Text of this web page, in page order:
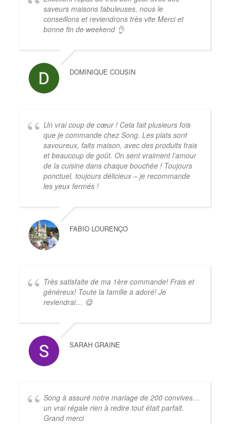
saveurs maisons fabuleuses, nous le
conseillons et reviendrons très vite Merci et
bonne fin de weekend 👌
DOMINIQUE COUSIN
Un vrai coup de cœur ! Cela fait plusieurs fois
que je commande chez Song. Les plats sont
savoureux, faits maison, avec des produits frais
et beaucoup de goût. On sent vraiment l’amour
de la cuisine dans chaque bouchée ! Toujours
ponctuel, toujours délicieux – je recommande
les yeux fermés !
FABIO LOURENÇO
Très satisfaite de ma 1ère commande! Frais et
généreux! Toute la famille a adoré! Je
reviendrai… 😋
SARAH GRAINE
Song à assuré notre mariage de 200 convives…
un vrai régale rien à redire tout était parfait.
Grand merci